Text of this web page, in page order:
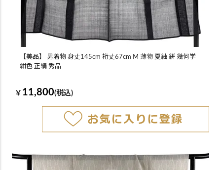
【美品】 男着物 身丈145cm 裄丈67cm M 薄物 夏紬 絣 幾何学
紺色 正絹 秀品
￥ 11,800(税込)